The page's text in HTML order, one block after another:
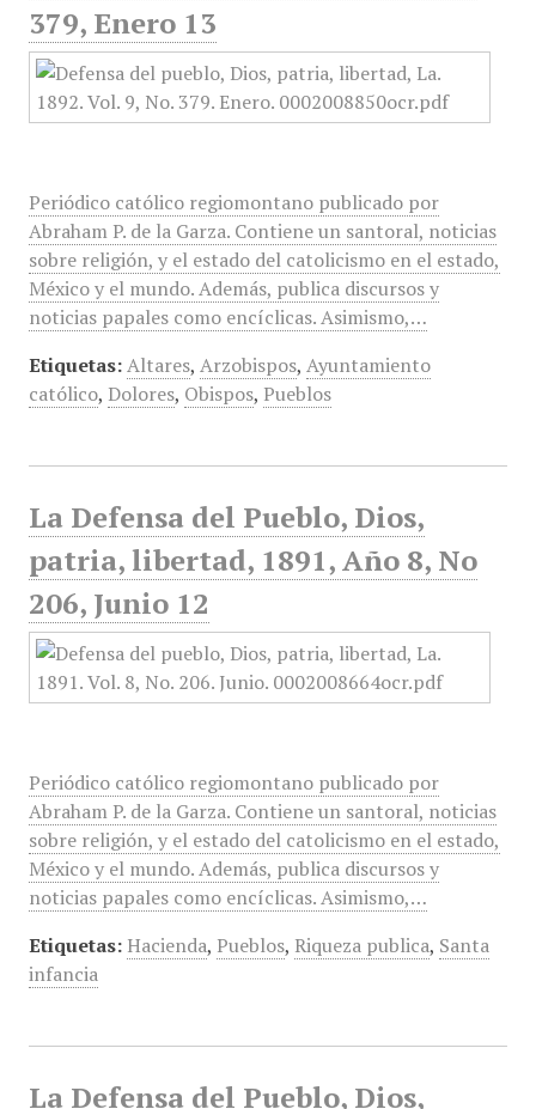
379, Enero 13
Periódico católico regiomontano publicado por
Abraham P. de la Garza. Contiene un santoral, noticias
sobre religión, y el estado del catolicismo en el estado,
México y el mundo. Además, publica discursos y
noticias papales como encíclicas. Asimismo,…
Etiquetas: Altares, Arzobispos, Ayuntamiento
católico, Dolores, Obispos, Pueblos
La Defensa del Pueblo, Dios,
patria, libertad, 1891, Año 8, No
206, Junio 12
Periódico católico regiomontano publicado por
Abraham P. de la Garza. Contiene un santoral, noticias
sobre religión, y el estado del catolicismo en el estado,
México y el mundo. Además, publica discursos y
noticias papales como encíclicas. Asimismo,…
Etiquetas: Hacienda, Pueblos, Riqueza publica, Santa
infancia
La Defensa del Pueblo, Dios,